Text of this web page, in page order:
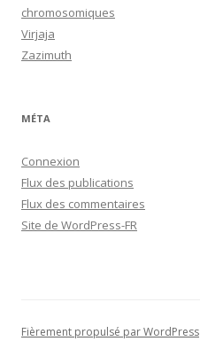
chromosomiques
Virjaja
Zazimuth
MÉTA
Connexion
Flux des publications
Flux des commentaires
Site de WordPress-FR
Fièrement propulsé par WordPress